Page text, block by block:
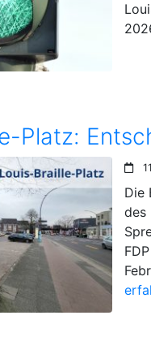
Platz:
Die
des